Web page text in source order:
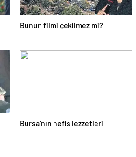
Bunun filmi çekilmez mi?
Bursa’nın nefis lezzetleri